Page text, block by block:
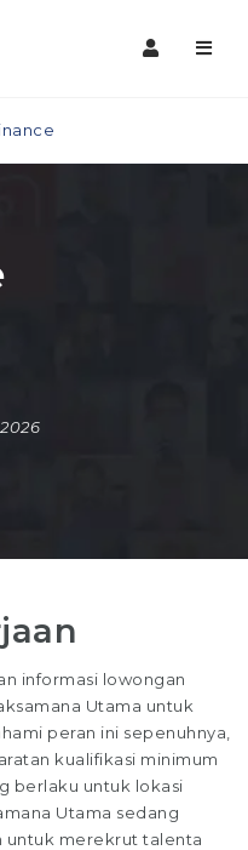
informasi lowongan
Utama untuk
peran ini sepenuhnya,
kualifikasi minimum
berlaku untuk lokasi
Utama sedang
untuk merekrut talenta